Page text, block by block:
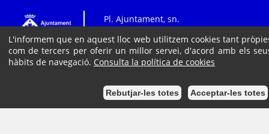
Pl. Ajuntament, sn.
Tel. 938 11 76 00 /
Atenció Ciutadana
Tel. 010
Mapa del lloc
Podem ajudar-te?
L'informem que en aquest lloc web utilitzem cookies tant
com de tercers per oferir un millor servei, d'acord amb els
hàbits de navegació. Consulta la política de cookies
Rebutjar-les totes Acceptar-les totes